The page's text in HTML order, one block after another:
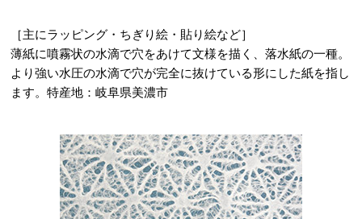
［主にラッピング・ちぎり絵・貼り絵など］
薄紙に噴霧状の水滴で穴をあけて文様を描く、落水紙の一種。
より強い水圧の水滴で穴が完全に抜けている形にした紙を指し
ます。特産地：岐阜県美濃市